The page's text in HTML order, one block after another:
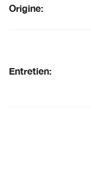
Origine:
Entretien: